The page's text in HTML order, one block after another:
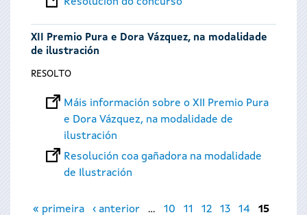
XII Premio Pura e Dora Vázquez, na modalidade
de ilustración
RESOLTO
Máis información sobre o XII Premio Pura
e Dora Vázquez, na modalidade de
ilustración
Resolución coa gañadora na modalidade
de Ilustración
Páxinas
« primeira ‹ anterior … 10 11 12 13 14
15